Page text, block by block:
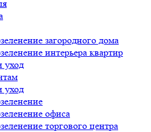
загородного дома
интерьера квартир
уход
уход
офиса
торгового центра